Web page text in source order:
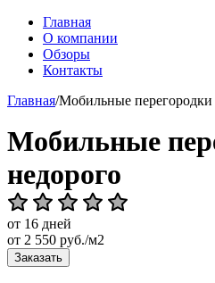
Главная
О компании
Обзоры
Контакты
Главная/Мобильные перегородки
Мобильные
недорого
от 16 дней
от 2 550 руб./м2
Заказать